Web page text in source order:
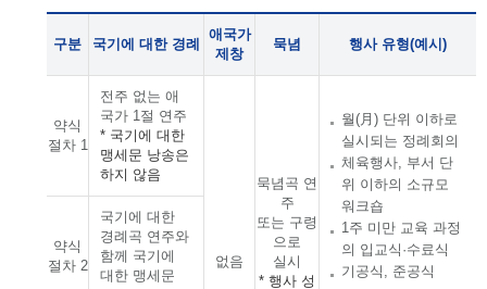
구분 국기에 대한 경례
애국가
제창
묵념 행사 유형(예시)
약식
절차 1
전주 없는 애
국가 1절 연주
* 국기에 대한
맹세문 낭송은
하지 않음
없음
묵념곡 연
주
또는 구령
으로
실시
* 행사 성
월(月) 단위 이하로
실시되는 정례회의
체육행사, 부서 단
위 이하의 소규모
워크숍
1주 미만 교육 과정
의 입교식·수료식
기공식, 준공식
약식
절차 2
국기에 대한
경례곡 연주와
함께 국기에
대한 맹세문